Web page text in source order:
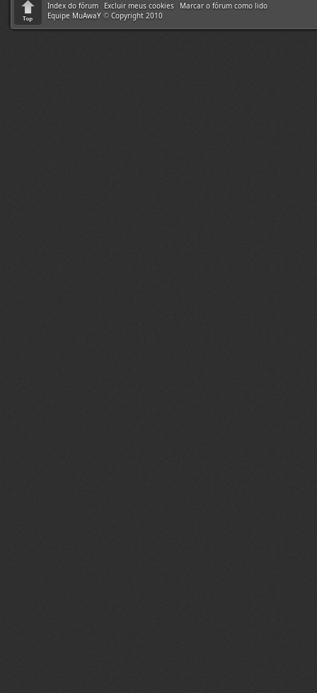
Index do fórum Excluir meus cookies
Marcar o fórum como lido
Equipe MuAwaY © Copyright 2010